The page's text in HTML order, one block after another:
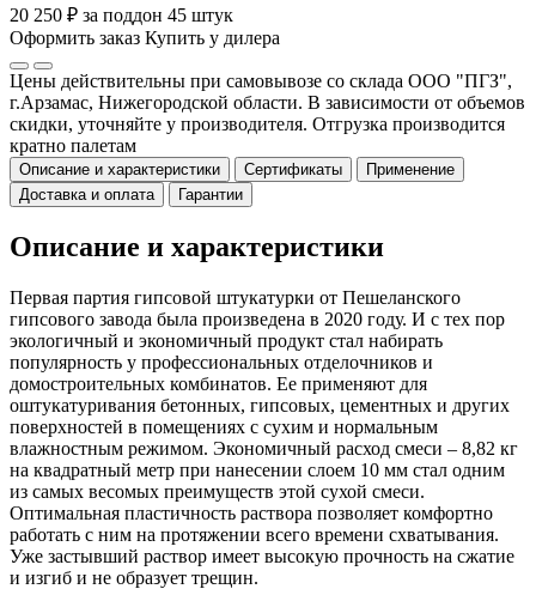
20 250 ₽ за поддон 45 штук
Оформить заказ Купить у дилера
Цены действительны при самовывозе со склада ООО "ПГЗ",
г.Арзамас, Нижегородской области. В зависимости от объемов
скидки, уточняйте у производителя. Отгрузка производится
кратно палетам
Описание и характеристики Сертификаты
Применение
Доставка и оплата
Гарантии
Описание и характеристики
Первая партия гипсовой штукатурки от Пешеланского
гипсового завода была произведена в 2020 году. И с тех пор
экологичный и экономичный продукт стал набирать
популярность у профессиональных отделочников и
домостроительных комбинатов. Ее применяют для
оштукатуривания бетонных, гипсовых, цементных и других
поверхностей в помещениях с сухим и нормальным
влажностным режимом. Экономичный расход смеси – 8,82 кг
на квадратный метр при нанесении слоем 10 мм стал одним
из самых весомых преимуществ этой сухой смеси.
Оптимальная пластичность раствора позволяет комфортно
работать с ним на протяжении всего времени схватывания.
Уже застывший раствор имеет высокую прочность на сжатие
и изгиб и не образует трещин.